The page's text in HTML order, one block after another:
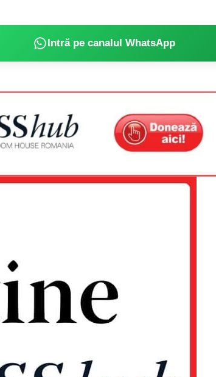
PRESShub
Despre noi / Echipa
Intră pe canalul WhatsApp